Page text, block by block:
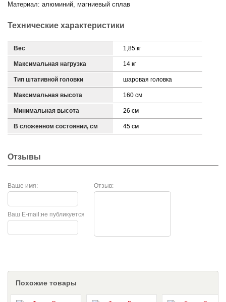
Материал: алюминий, магниевый сплав
Технические характеристики
Вес 1,85 кг
Максимальная нагрузка 14 кг
Тип штативной головки шаровая головка
Максимальная высота 160 см
Минимальная высота 26 см
В сложенном состоянии, см 45 см
Отзывы
Ваше имя: Отзыв:
не публикуется
Ваш E-mail:
Похожие товары